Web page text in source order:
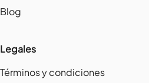
Blog
Legales
Términos y condiciones